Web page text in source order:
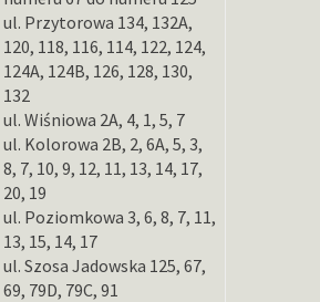
ul. Przytorowa 134, 132A,
120, 118, 116, 114, 122, 124,
124A, 124B, 126, 128, 130,
132
ul. Wiśniowa 2A, 4, 1, 5, 7
ul. Kolorowa 2B, 2, 6A, 5, 3,
8, 7, 10, 9, 12, 11, 13, 14, 17,
20, 19
ul. Poziomkowa 3, 6, 8, 7, 11,
13, 15, 14, 17
ul. Szosa Jadowska 125, 67,
69, 79D, 79C, 91